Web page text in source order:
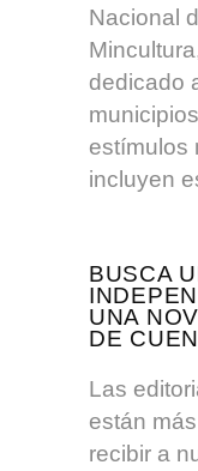
Nacional
dedicado
estímulos
incluyen
BUSCA
UNA
DE
Las
están
recibir a